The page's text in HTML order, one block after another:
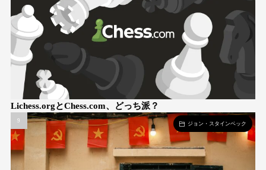
Lichess.orgとChess.com、どっち派？
ジョン・スタインベック